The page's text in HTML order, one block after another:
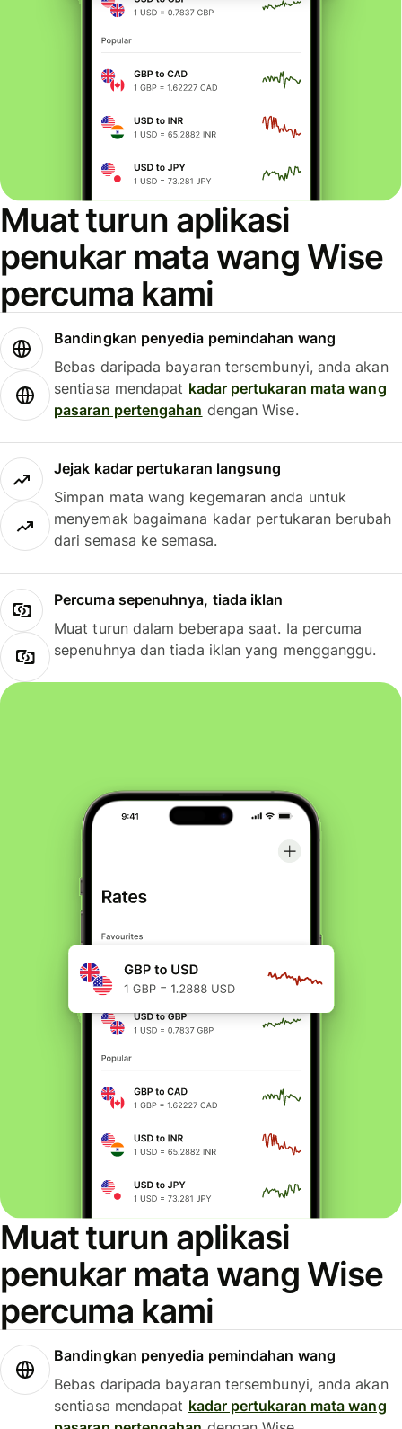
Muat turun aplikasi
penukar mata wang Wise
percuma kami
Bandingkan penyedia pemindahan wang
Bebas daripada bayaran tersembunyi, anda akan
sentiasa mendapat kadar pertukaran mata wang
pasaran pertengahan dengan Wise.
Jejak kadar pertukaran langsung
Simpan mata wang kegemaran anda untuk
menyemak bagaimana kadar pertukaran berubah
dari semasa ke semasa.
Percuma sepenuhnya, tiada iklan
Muat turun dalam beberapa saat. Ia percuma
sepenuhnya dan tiada iklan yang mengganggu.
Muat turun aplikasi
penukar mata wang Wise
percuma kami
Bandingkan penyedia pemindahan wang
Bebas daripada bayaran tersembunyi, anda akan
sentiasa mendapat kadar pertukaran mata wang